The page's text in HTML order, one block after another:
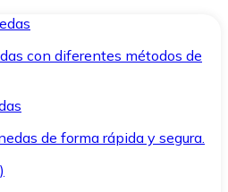
con diferentes métodos de
de forma rápida y segura.